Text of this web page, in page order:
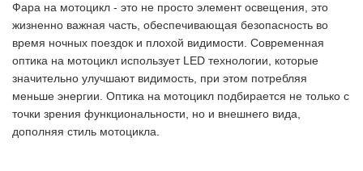
Фара на мотоцикл - это не просто элемент освещения, это
жизненно важная часть, обеспечивающая безопасность во
время ночных поездок и плохой видимости. Современная
оптика на мотоцикл использует LED технологии, которые
значительно улучшают видимость, при этом потребляя
меньше энергии. Оптика на мотоцикл подбирается не только с
точки зрения функциональности, но и внешнего вида,
дополняя стиль мотоцикла.